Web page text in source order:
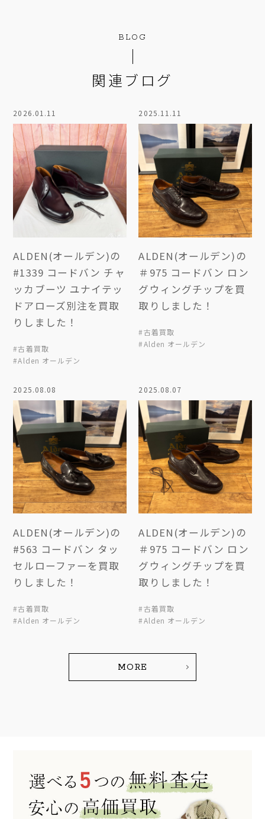
BLOG
関連ブログ
2026.01.11
ALDEN(オールデン)の
#1339 コードバン チャ
ッカブーツ ユナイテッ
ドアローズ別注を買取
りしました！
#古着買取
#Alden オールデン
2025.11.11
ALDEN(オールデン)の
＃975 コードバン ロン
グウィングチップを買
取りしました！
#古着買取
#Alden オールデン
2025.08.08
ALDEN(オールデン)の
#563 コードバン タッ
セルローファーを買取
りしました！
#古着買取
#Alden オールデン
2025.08.07
ALDEN(オールデン)の
＃975 コードバン ロン
グウィングチップを買
取りしました！
#古着買取
#Alden オールデン
MORE